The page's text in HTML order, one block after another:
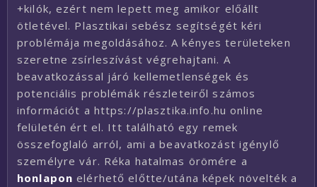
+kilók, ezért nem lepett meg amikor előállt
ötletével. Plasztikai sebész segítségét kéri
problémája megoldásához. A kényes területeken
szeretne zsírleszívást végrehajtani. A
beavatkozással járó kellemetlenségek és
potenciális problémák részleteiről számos
információt a https://plasztika.info.hu online
felületén ért el. Itt található egy remek
összefoglaló arról, ami a beavatkozást igénylő
személyre vár. Réka hatalmas örömére a
honlapon elérhető előtte/utána képek növelték a